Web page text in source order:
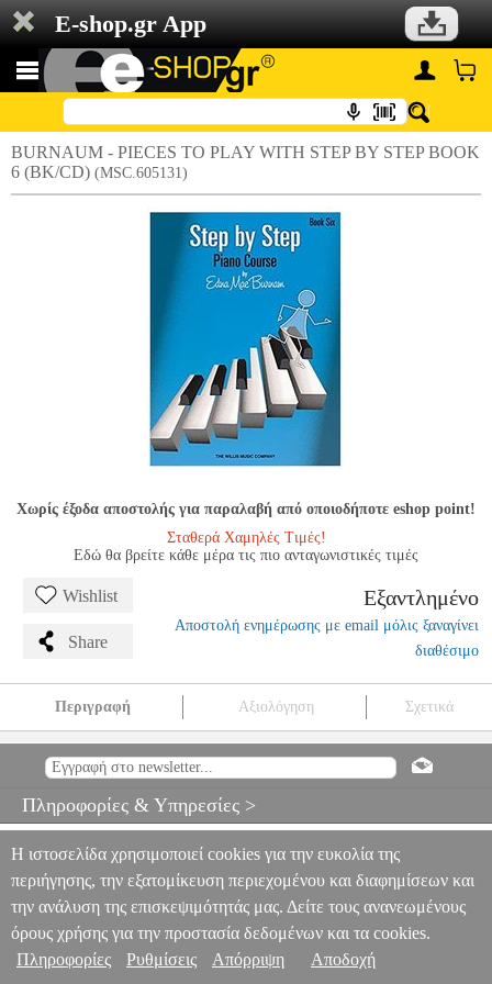
E-shop.gr App
BURNAUM - PIECES TO PLAY WITH STEP BY STEP BOOK
6 (BK/CD) (MSC.605131)
Χωρίς έξοδα αποστολής για παραλαβή από οποιοδήποτε eshop point!
Σταθερά Χαμηλές Τιμές!
Εδώ θα βρείτε κάθε μέρα τις πιο ανταγωνιστικές τιμές
Wishlist
Share
Εξαντλημένο
Αποστολή ενημέρωσης με email μόλις ξαναγίνει
διαθέσιμο
Περιγραφή Αξιολόγηση Σχετικά
(BK/CD) MSC.605131 MSC.605131
WILLIS MUSIC COMPANY
BURNAUM - PIECES TO PLAY WITH STEP BY STEP BOOK 6
(BK/CD)
0
Πληροφορίες & Υπηρεσίες >
Η ιστοσελίδα χρησιμοποιεί cookies για την ευκολία της
περιήγησης, την εξατομίκευση περιεχομένου και διαφημίσεων και
την ανάλυση της επισκεψιμότητάς μας. Δείτε τους ανανεωμένους
όρους χρήσης για την προστασία δεδομένων και τα cookies.
Πληροφορίες
Ρυθμίσεις Απόρριψη Αποδοχή